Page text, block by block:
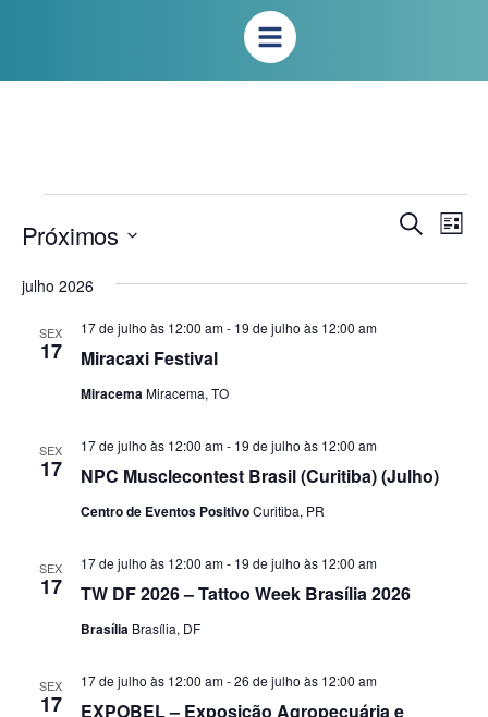
Procurar
eventos
Lista
Próximos
a
julho 2026
SEX
17 Miracaxi Festival
17 de julho às 12:00 am- 19 de julho às 12:00 am
MiracemaMiracema, TO
SEX
17 NPC Musclecontest Brasil (Curitiba) (Julho)
17 de julho às 12:00 am- 19 de julho às 12:00 am
Centro de Eventos PositivoCuritiba, PR
SEX
17 TW DF 2026 – Tattoo Week Brasília 2026
17 de julho às 12:00 am- 19 de julho às 12:00 am
Brasília Brasília, DF
SEX
17
EXPOBEL – Exposição Agropecuária e
17 de julho às 12:00 am-26 de julho às 12:00 am